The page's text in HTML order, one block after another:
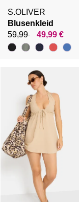
S.OLIVER
Blusenkleid
59,99
49,99 €